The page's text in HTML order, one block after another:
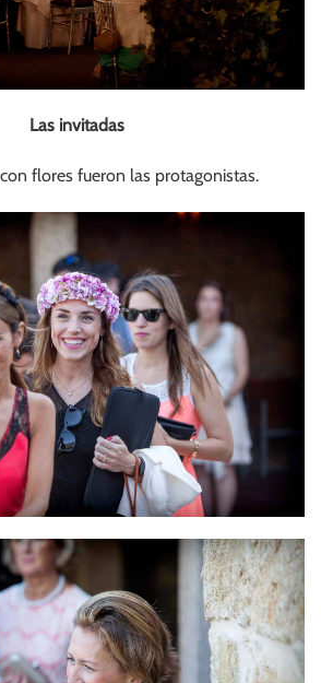
Las invitadas
flores fueron las protagonistas.